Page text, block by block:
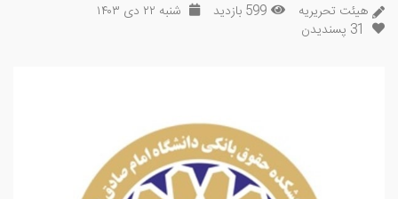
هیئت تحریریه 599 بازدید
شنبه ۲۲ دی ۱۴۰۳
31 پسندیدن